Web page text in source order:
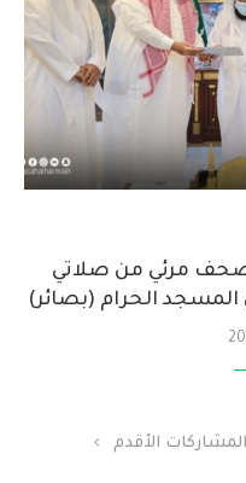
مرئي من صلاتي
المشاركات الأقدم